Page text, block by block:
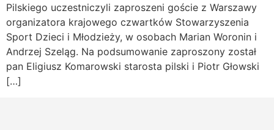
Pilskiego uczestniczyli zaproszeni goście z Warszawy
organizatora krajowego czwartków Stowarzyszenia
Sport Dzieci i Młodzieży, w osobach Marian Woronin i
Andrzej Szeląg. Na podsumowanie zaproszony został
pan Eligiusz Komarowski starosta pilski i Piotr Głowski
[…]